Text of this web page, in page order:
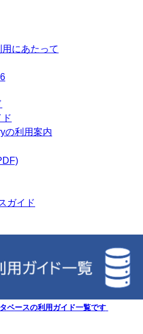
にあたって
の利用案内
ガイド
ベースの利用ガイド一覧です